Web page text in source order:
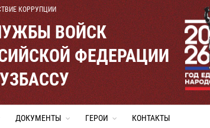
КОРРУПЦИИ
ВОЙСК
ФЕДЕРАЦИИ
ДОКУМЕНТЫ ГЕРОИ КОНТАКТЫ